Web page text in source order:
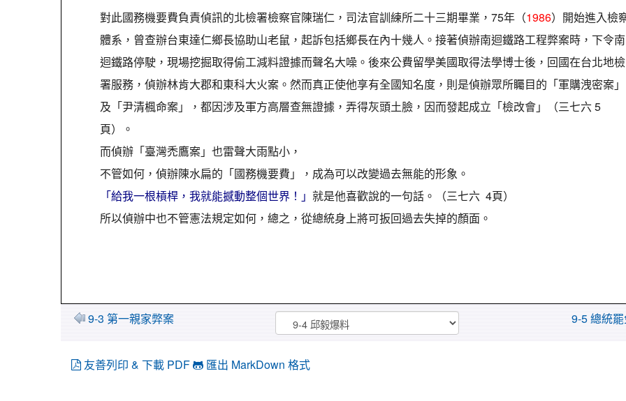
對此國務機要費負責偵訊的北檢署檢察官陳瑞仁，司法官訓練所二十三期畢業，75年（1986）開始進入檢
體系，曾查辦台東達仁鄉長協助山老鼠，起訴包括鄉長在內十幾人。接著偵辦南迴鐵路工程弊案時，下令南
迴鐵路停駛，現場挖掘取得偷工減料證據而聲名大噪。後來公費留學美國取得法學博士後，回國在台北地檢
署服務，偵辦林肯大郡和東科大火案。然而真正使他享有全國知名度，則是偵辦眾所矚目的「軍購洩密案」
及「尹清楓命案」，都因涉及軍方高層查無證據，弄得灰頭土臉，因而發起成立「檢改會」（三七六 5
頁）。
而偵辦「臺灣禿鷹案」也雷聲大雨點小，
不管如何，偵辦陳水扁的「國務機要費」，成為可以改變過去無能的形象。
「給我一根槓桿，我就能撼動整個世界！」就是他喜歡說的一句話。（三七六 4頁）
所以偵辦中也不管憲法規定如何，總之，從總統身上將可扳回過去失掉的顏面。
9-3 第一親家弊案 9-5 總統
友善列印 & 下載 PDF 匯出 MarkDown 格式